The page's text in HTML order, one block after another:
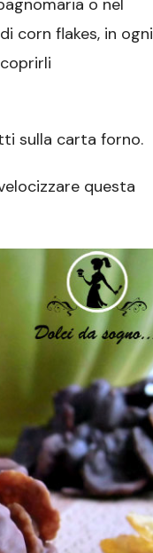
o nel
corn flakes, in ogni
sulla carta forno.
questa